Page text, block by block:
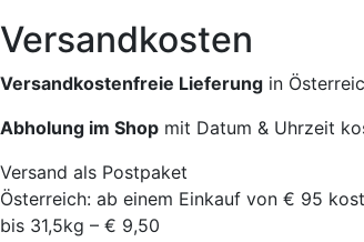
Versandkosten
Versandkostenfreie Lieferung in
Abholung im Shop mit Datum & Uhrzeit
Versand als Postpaket
Österreich: ab einem Einkauf von € 95
bis 31,5kg – € 9,50